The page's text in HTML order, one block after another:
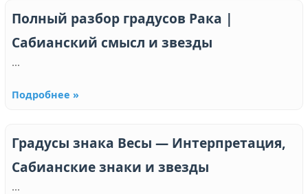
Полный разбор градусов Рака |
Сабианский смысл и звезды
...
Подробнее »
Градусы знака Весы — Интерпретация,
Сабианские знаки и звезды
...